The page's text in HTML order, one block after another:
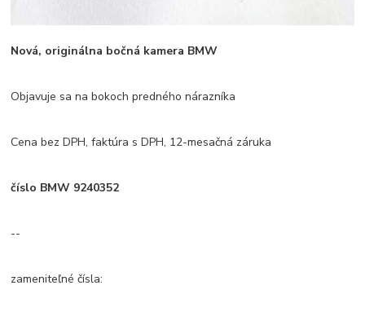
Nová, originálna bočná kamera BMW
Objavuje sa na bokoch predného nárazníka
Cena bez DPH, faktúra s DPH, 12-mesačná záruka
číslo BMW 9240352
--
zameniteľné čísla: